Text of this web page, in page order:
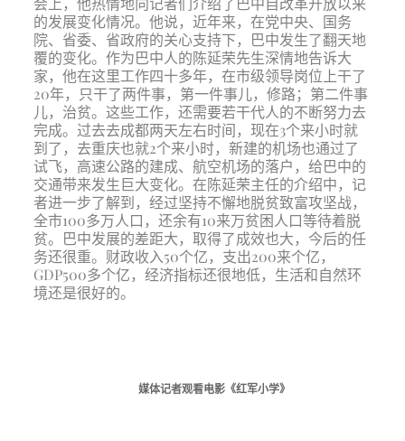
的发展变化情况。他说，近年来，在党中央、国务
院、省委、省政府的关心支持下，巴中发生了翻天地
覆的变化。作为巴中人的陈延荣先生深情地告诉大
家，他在这里工作四十多年，在市级领导岗位上干了
20年，只干了两件事，第一件事儿，修路；第二件事
儿，治贫。这些工作，还需要若干代人的不断努力去
完成。过去去成都两天左右时间，现在3个来小时就
到了，去重庆也就2个来小时，新建的机场也通过了
试飞，高速公路的建成、航空机场的落户，给巴中的
交通带来发生巨大变化。在陈延荣主任的介绍中，记
者进一步了解到，经过坚持不懈地脱贫致富攻坚战，
全市100多万人口，还余有10来万贫困人口等待着脱
贫。巴中发展的差距大，取得了成效也大，今后的任
务还很重。财政收入50个亿，支出200来个亿，
GDP500多个亿，经济指标还很地低，生活和自然环
境还是很好的。
媒体记者观看电影《红军小学》